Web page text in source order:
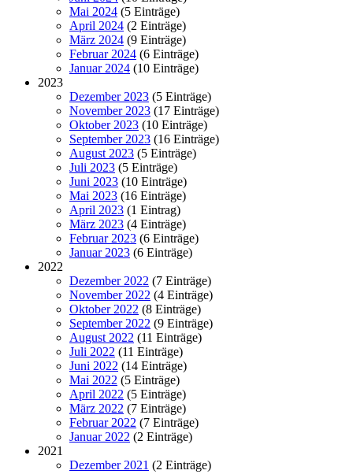
Mai 2024 (5 Einträge)
April 2024 (2 Einträge)
März 2024 (9 Einträge)
Februar 2024 (6 Einträge)
Januar 2024 (10 Einträge)
2023
Dezember 2023 (5 Einträge)
November 2023 (17 Einträge)
Oktober 2023 (10 Einträge)
September 2023 (16 Einträge)
August 2023 (5 Einträge)
Juli 2023 (5 Einträge)
Juni 2023 (10 Einträge)
Mai 2023 (16 Einträge)
April 2023 (1 Eintrag)
März 2023 (4 Einträge)
Februar 2023 (6 Einträge)
Januar 2023 (6 Einträge)
2022
Dezember 2022 (7 Einträge)
November 2022 (4 Einträge)
Oktober 2022 (8 Einträge)
September 2022 (9 Einträge)
August 2022 (11 Einträge)
Juli 2022 (11 Einträge)
Juni 2022 (14 Einträge)
Mai 2022 (5 Einträge)
April 2022 (5 Einträge)
März 2022 (7 Einträge)
Februar 2022 (7 Einträge)
Januar 2022 (2 Einträge)
2021
Dezember 2021 (2 Einträge)